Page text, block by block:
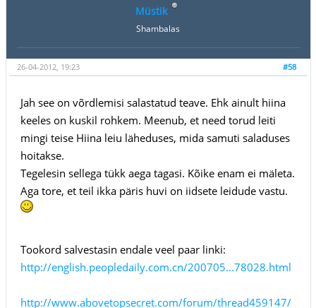
Müstik
Shambalas
#58
26-04-2012, 19:23
Jah see on võrdlemisi salastatud teave. Ehk ainult hiina
keeles on kuskil rohkem. Meenub, et need torud leiti
mingi teise Hiina leiu läheduses, mida samuti saladuses
hoitakse.
Tegelesin sellega tükk aega tagasi. Kõike enam ei mäleta.
Aga tore, et teil ikka päris huvi on iidsete leidude vastu.
Tookord salvestasin endale veel paar linki:
http://english.peopledaily.com.cn/200705...78028.html
http://www.abovetopsecret.com/forum/thread459147/